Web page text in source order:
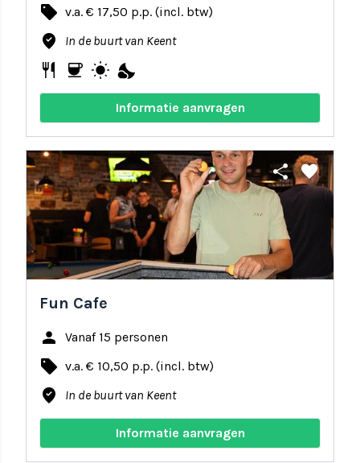
local_offer v.a. € 17,50 p.p. (incl. btw)
where_to_vote In de buurt van Keent
restaurant coffee wb_sunny nights_stay
Informatie aanvragen
share favorite
Fun Cafe
person Vanaf 15 personen
local_offer v.a. € 10,50 p.p. (incl. btw)
where_to_vote In de buurt van Keent
Informatie aanvragen